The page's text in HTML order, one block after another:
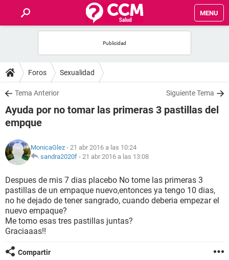
MENU
FOROS
SALUD
FAMILIA
NUTRICIÓN
SEXUALIDAD
GLOSARIO
Foros Sexualidad
Tema Anterior Siguiente Tema
Ayuda por no tomar las primeras 3 pastillas del
empque
MonicaGlez - 21 abr 2016 a las 10:24
sandra2020f - 21 abr 2016 a las 13:08
Despues de mis 7 dias placebo No tome las primeras 3
pastillas de un empaque nuevo,entonces ya tengo 10 dias,
no he dejado de tener sangrado, cuando deberia empezar el
nuevo empaque?
Me tomo esas tres pastillas juntas?
Graciaaas!!
Compartir